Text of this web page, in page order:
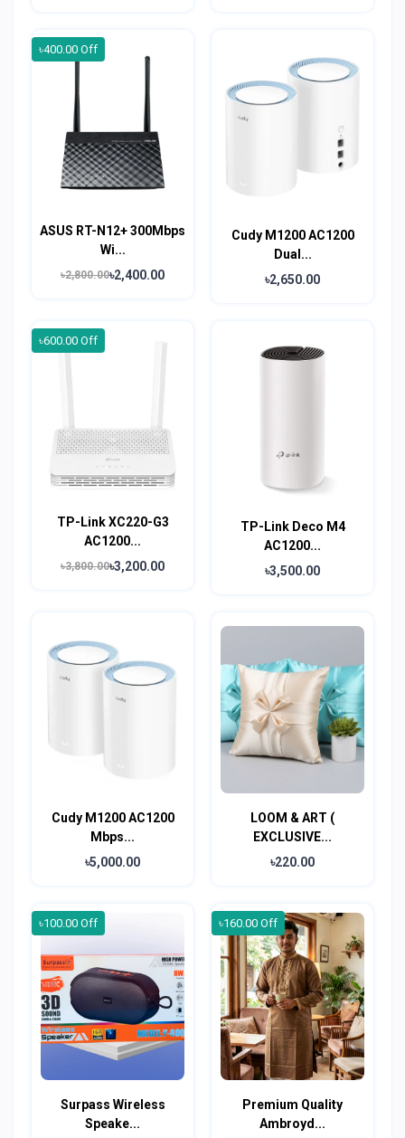
৳400.00 Off
ASUS RT-N12+ 300Mbps
Wi...
৳2,800.00৳2,400.00
Cudy M1200 AC1200
Dual...
৳2,650.00
৳600.00 Off
TP-Link XC220-G3
AC1200...
৳3,800.00৳3,200.00
TP-Link Deco M4
AC1200...
৳3,500.00
Cudy M1200 AC1200
Mbps...
৳5,000.00
LOOM & ART (
EXCLUSIVE...
৳220.00
৳100.00 Off
Surpass Wireless
Speake...
৳160.00 Off
Premium Quality
Ambroyd...